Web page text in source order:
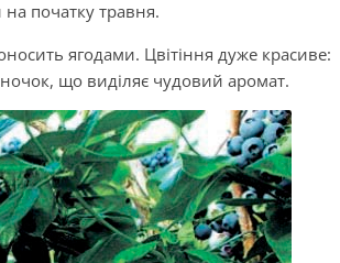
початку травня.
ягодами. Цвітіння дуже красиве:
що виділяє чудовий аромат.